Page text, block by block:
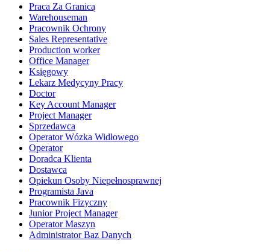
Praca Za Granicą
Warehouseman
Pracownik Ochrony
Sales Representative
Production worker
Office Manager
Księgowy
Lekarz Medycyny Pracy
Doctor
Key Account Manager
Project Manager
Sprzedawca
Operator Wózka Widłowego
Operator
Doradca Klienta
Dostawca
Opiekun Osoby Niepełnosprawnej
Programista Java
Pracownik Fizyczny
Junior Project Manager
Operator Maszyn
Administrator Baz Danych